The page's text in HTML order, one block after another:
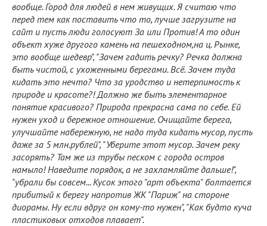
вообще. Город для людей в нем живущих. Я считаю что
перед тем как поставить что то, лучше загрузите на
сайт и пусть люди голосуют За или Против! А то один
объект хуже другого камень на пешеходном,на ц. Рынке,
это вообще шедевр", "Зачем гадить речку? Речка должна
быть чистой, с ухоженными берегами. Всё. Зачем туда
кидать это нечто? Что за уродство и нетерпимость к
природе и красоте?! Должно же быть элементарное
понятие красивого? Природа прекрасна сама по себе. Ей
нужен уход и бережное отношение. Очищайте берега,
улучшайте набережную, не надо туда кидать мусор, пусть
даже за 5 млн.рублей", "Уберите этот мусор. Зачем реку
засорять? Там же из трубы песком с города остров
намыло! Наведите порядок, а не захламляйте дальше!",
"убрали бы совсем... Кусок этого "арт объекта" болтается
прибитый к берегу напротив ЖК "Париж" на стороне
диорамы. Ну если вдруг он кому-то нужен", "Как будто куча
пластиковых отходов плавает".